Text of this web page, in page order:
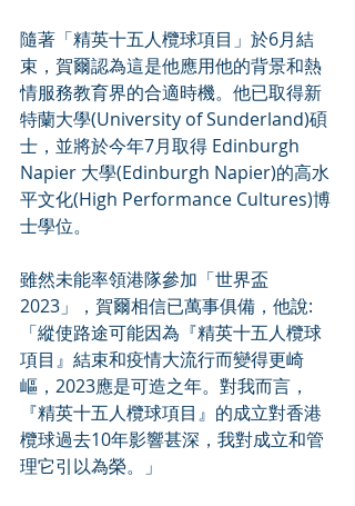
隨著「精英十五人欖球項目」於6月結
束，賀爾認為這是他應用他的背景和熱
情服務教育界的合適時機。他已取得新
特蘭大學(University of Sunderland)碩
士，並將於今年7月取得 Edinburgh
Napier 大學(Edinburgh Napier)的高水
平文化(High Performance Cultures)博
士學位。
雖然未能率領港隊參加「世界盃
2023」，賀爾相信已萬事俱備，他說:
「縱使路途可能因為『精英十五人欖球
項目』結束和疫情大流行而變得更崎
嶇，2023應是可造之年。對我而言，
『精英十五人欖球項目』的成立對香港
欖球過去10年影響甚深，我對成立和管
理它引以為榮。」